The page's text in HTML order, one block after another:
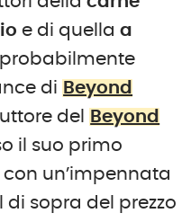
e di quella a
di Beyond
del
Beyond
il suo primo
un’impennata
di sopra del prezzo